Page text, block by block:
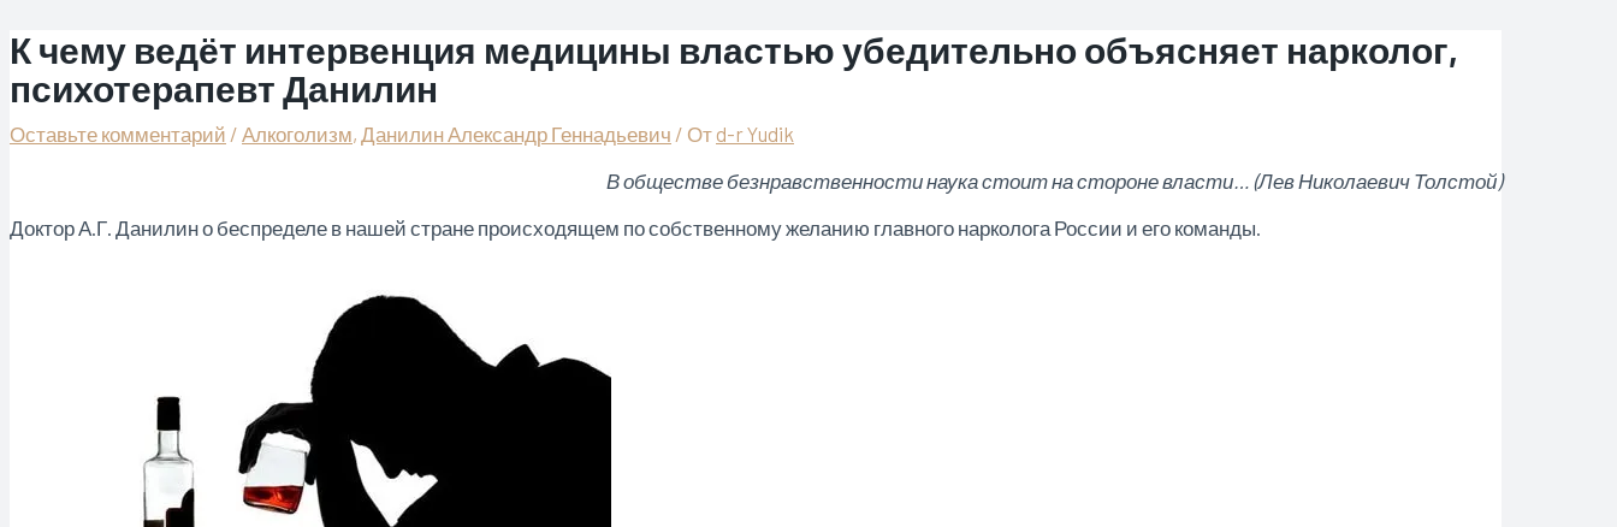
Перейти
к
содержимому
К чему ведёт интервенция медицины властью убедительно объясняет нарколог,
психотерапевт Данилин
Оставьте комментарий / Алкоголизм, Данилин Александр Геннадьевич / Отd-r Yudik
В обществе безнравственности наука стоит на стороне власти… (Лев Николаевич Толстой)
Доктор А.Г. Данилин о беспределе в нашей стране происходящем по собственному желанию главного нарколога России и его команды.